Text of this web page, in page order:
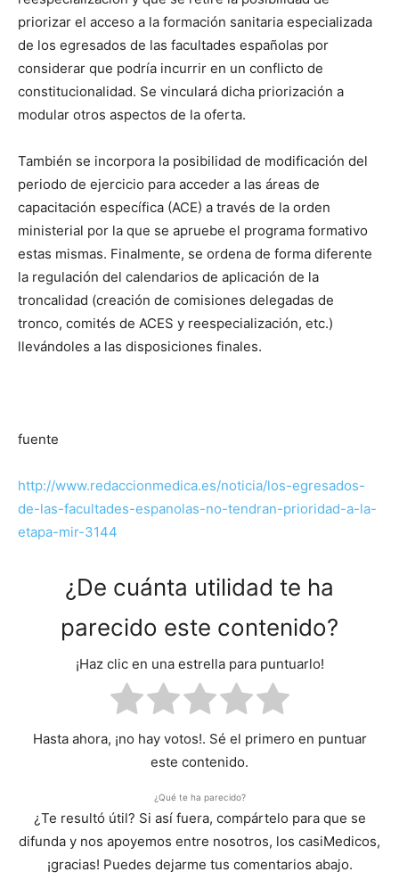
priorizar el acceso a la formación sanitaria especializada
de los egresados de las facultades españolas por
considerar que podría incurrir en un conflicto de
constitucionalidad. Se vinculará dicha priorización a
modular otros aspectos de la oferta.
También se incorpora la posibilidad de modificación del
periodo de ejercicio para acceder a las áreas de
capacitación específica (ACE) a través de la orden
ministerial por la que se apruebe el programa formativo
estas mismas. Finalmente, se ordena de forma diferente
la regulación del calendarios de aplicación de la
troncalidad (creación de comisiones delegadas de
tronco, comités de ACES y reespecialización, etc.)
llevándoles a las disposiciones finales.
fuente
http://www.redaccionmedica.es/noticia/los-egresados-
de-las-facultades-espanolas-no-tendran-prioridad-a-la-
etapa-mir-3144
¿De cuánta utilidad te ha
parecido este contenido?
¡Haz clic en una estrella para puntuarlo!
Hasta ahora, ¡no hay votos!. Sé el primero en puntuar
este contenido.
¿Qué te ha parecido?
¿Te resultó útil? Si así fuera, compártelo para que se
difunda y nos apoyemos entre nosotros, los casiMedicos,
¡gracias! Puedes dejarme tus comentarios abajo.